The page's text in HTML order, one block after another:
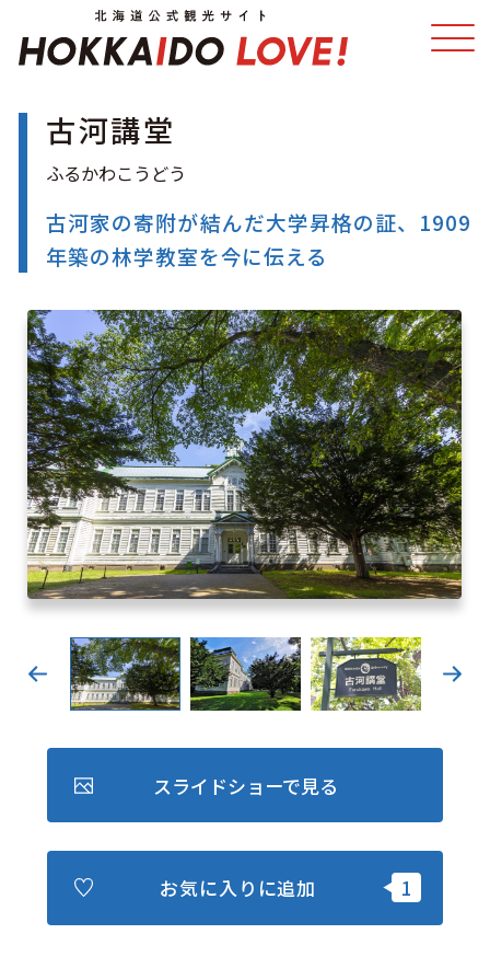
温泉 イベント
モデルコース エリアガイド
グルメ 旅の予約
アクセス
キュンちゃんオンラインショップ
北海道はやわかり
旅のテーマで探す
7つの国立公園
さっぽろ圏e旅ギフト
古河講堂
古河家の寄附が結んだ大学昇格の証、1909
年築の林学教室を今に伝える
スライドショーで見る
お気に入りに追加